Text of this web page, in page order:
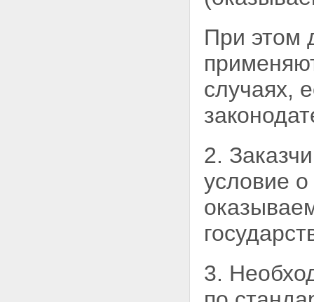
При этом
случаях,
2.
условие
3.